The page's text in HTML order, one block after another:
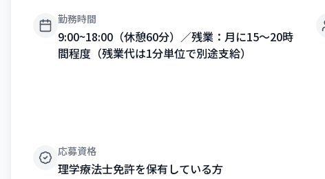
勤務時間
9:00~18:00（休憩60分）／残業：月に15〜20時
間程度（残業代は1分単位で別途支給）
応募資格
理学療法士免許を保有している方